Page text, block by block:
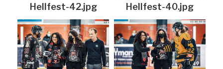
Hellfest-42.jpg
Hellfest-40.jpg